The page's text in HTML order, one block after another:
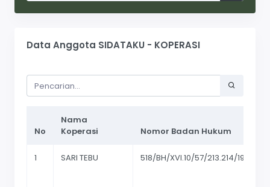
Data Anggota SIDATAKU - KOPERASI
No
Nama
Koperasi
Nomor Badan Hukum
1 SARI TEBU 518/BH/XVI.10/57/213.214/19